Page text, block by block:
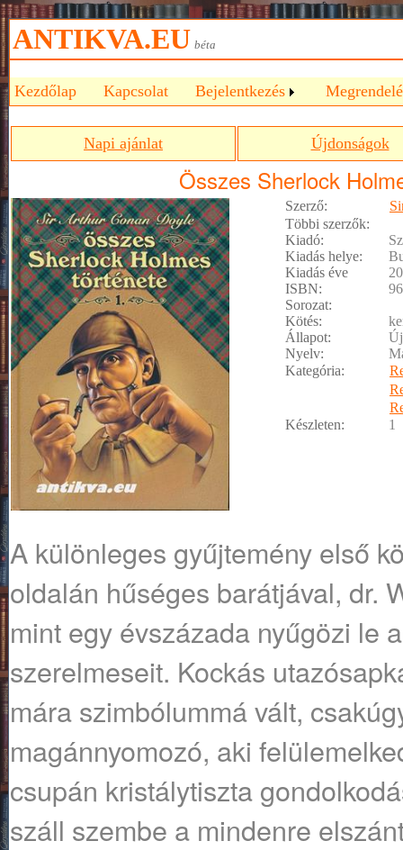
ANTIKVA.EU béta
Kezdőlap Kapcsolat Bejelentkezés
Napi ajánlat Újdonságok
Összes Sherlock
Szerző:
Többi szerzők:
Kiadó:
Kiadás helye:
Kiadás éve
ISBN:
Sorozat:
Kötés:
Állapot:
Nyelv:
Kategória:
Készleten:
1
A különleges gyűjtemény első
oldalán hűséges barátjával, dr.
mint egy évszázada nyűgözi le
szerelmeseit. Kockás
mára szimbólummá vált,
magánnyomozó, aki
csupán kristálytiszta
száll szembe a mindenre